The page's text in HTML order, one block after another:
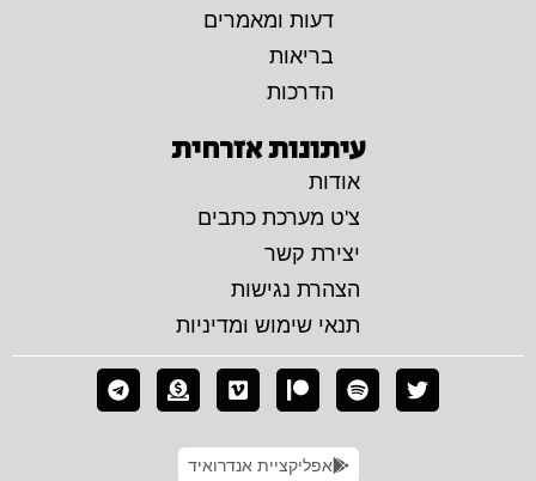
דעות ומאמרים
בריאות
הדרכות
עיתונות אזרחית
אודות
צ'ט מערכת כתבים
יצירת קשר
הצהרת נגישות
תנאי שימוש ומדיניות
אפליקציית אנדרואיד